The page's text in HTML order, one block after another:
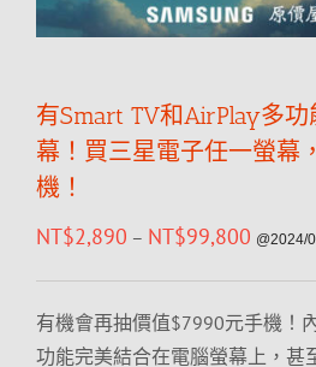
有Smart TV和AirPlay多
幕！買三星電子任一螢幕
機！
NT$2,890 – NT$99,800 @2024/
有機會再抽價值$7990元手機！
功能完美結合在電腦螢幕上，甚